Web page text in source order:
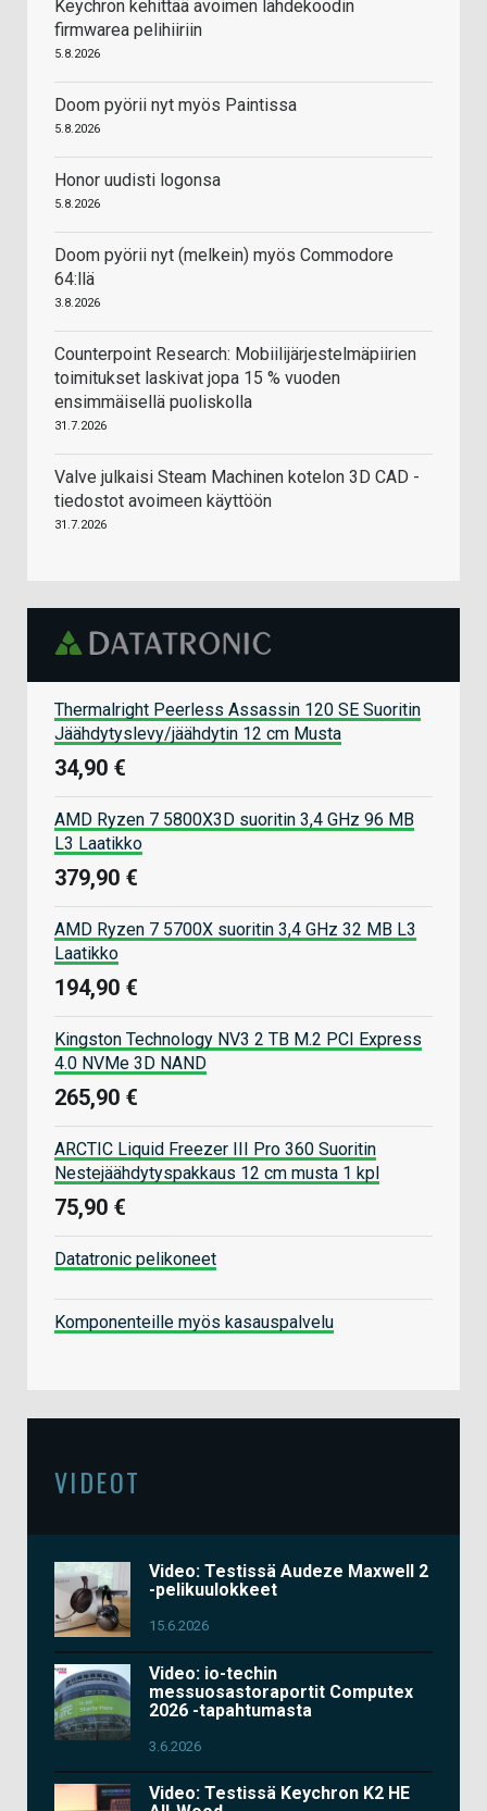
Keychron kehittää avoimen lähdekoodin
firmwarea pelihiiriin
5.8.2026
Doom pyörii nyt myös Paintissa
5.8.2026
Honor uudisti logonsa
5.8.2026
Doom pyörii nyt (melkein) myös Commodore
64:llä
3.8.2026
Counterpoint Research: Mobiilijärjestelmäpiirien
toimitukset laskivat jopa 15 % vuoden
ensimmäisellä puoliskolla
31.7.2026
Valve julkaisi Steam Machinen kotelon 3D CAD -
tiedostot avoimeen käyttöön
31.7.2026
Thermalright Peerless Assassin 120 SE Suoritin
Jäähdytyslevy/jäähdytin 12 cm Musta
34,90 €
AMD Ryzen 7 5800X3D suoritin 3,4 GHz 96 MB
L3 Laatikko
379,90 €
AMD Ryzen 7 5700X suoritin 3,4 GHz 32 MB L3
Laatikko
194,90 €
Kingston Technology NV3 2 TB M.2 PCI Express
4.0 NVMe 3D NAND
265,90 €
ARCTIC Liquid Freezer III Pro 360 Suoritin
Nestejäähdytyspakkaus 12 cm musta 1 kpl
75,90 €
Datatronic pelikoneet
Komponenteille myös kasauspalvelu
VIDEOT
Video: Testissä Audeze Maxwell 2
-pelikuulokkeet
15.6.2026
Video: io-techin
messuosastoraportit Computex
2026 -tapahtumasta
3.6.2026
Video: Testissä Keychron K2 HE